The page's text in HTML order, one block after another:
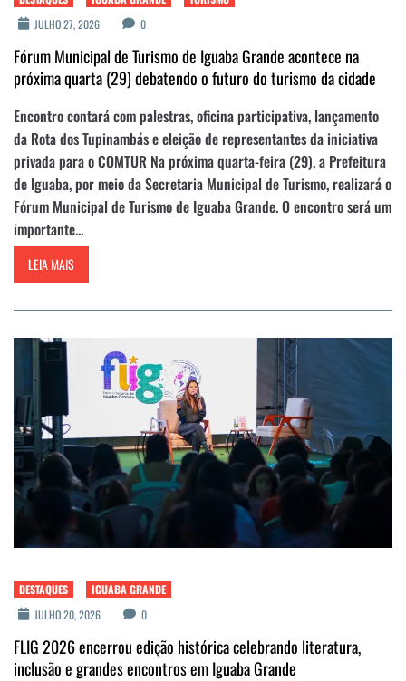
JULHO 27, 2026
0
Fórum Municipal de Turismo de Iguaba Grande acontece na
próxima quarta (29) debatendo o futuro do turismo da cidade
Encontro contará com palestras, oficina participativa, lançamento
da Rota dos Tupinambás e eleição de representantes da iniciativa
privada para o COMTUR Na próxima quarta-feira (29), a Prefeitura
de Iguaba, por meio da Secretaria Municipal de Turismo, realizará o
Fórum Municipal de Turismo de Iguaba Grande. O encontro será um
importante...
LEIA MAIS
DESTAQUES
IGUABA GRANDE
JULHO 20, 2026
0
FLIG 2026 encerrou edição histórica celebrando literatura,
inclusão e grandes encontros em Iguaba Grande